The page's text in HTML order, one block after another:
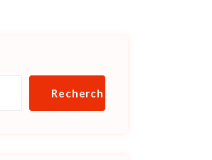
Rechercher